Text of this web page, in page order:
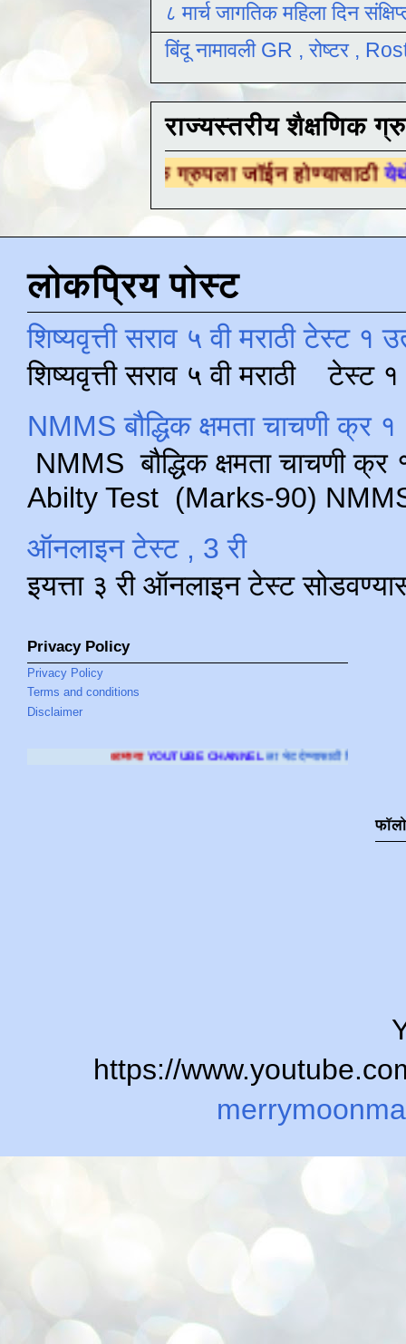
८ मार्च जागतिक महिला दिन
बिंदू नामावली GR , रोष्टर ,
राज्यस्तरीय शैक्षणिक
ग्रुपला जॉईन होण्यासाठीयेथे क्लिक करा .
लोकप्रिय पोस्ट
शिष्यवृत्ती सराव ५ वी मराठी टेस्ट १
शिष्यवृत्ती सराव ५ वी मराठी टेस्ट
NMMS बौद्धिक क्षमता चाचणी क्र
NMMS बौद्धिक क्षमता चाचणी
Abilty Test (Marks-90) NMMS
ऑनलाइन टेस्ट , 3 री
इयत्ता ३ री ऑनलाइन टेस्ट
Privacy Policy
Privacy Policy
Terms and conditions
Disclaimer
YOUTUBE CHANNELला भेट देण्यासाठी क्लिक करा.
https://